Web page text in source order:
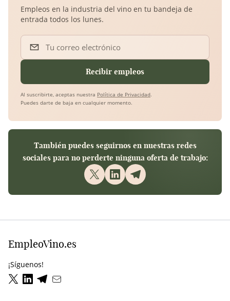
Empleos en la industria del vino en tu bandeja de
entrada todos los lunes.
Tu correo electrónico
Recibir empleos
Al suscribirte, aceptas nuestra Política de Privacidad.
Puedes darte de baja en cualquier momento.
También puedes seguirnos en nuestras redes
sociales para no perderte ninguna oferta de trabajo:
EmpleoVino.es
¡Síguenos!